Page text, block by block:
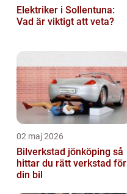
Elektriker i Sollentuna:
Vad är viktigt att veta?
02 maj 2026
Bilverkstad jönköping så
hittar du rätt verkstad för
din bil